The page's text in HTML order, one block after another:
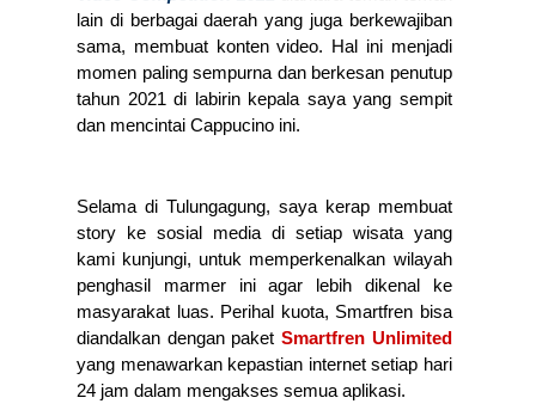
lain di berbagai daerah yang juga berkewajiban
sama, membuat konten video. Hal ini menjadi
momen paling sempurna dan berkesan penutup
tahun 2021 di labirin kepala saya yang sempit
dan mencintai Cappucino ini.
Selama di Tulungagung, saya kerap membuat
story ke sosial media di setiap wisata yang
kami kunjungi, untuk memperkenalkan wilayah
penghasil marmer ini agar lebih dikenal ke
masyarakat luas. Perihal kuota, Smartfren bisa
diandalkan dengan paket Smartfren Unlimited
yang menawarkan kepastian internet setiap hari
24 jam dalam mengakses semua aplikasi.